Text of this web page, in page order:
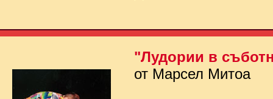
"Лудории в
от Марсел Митоа